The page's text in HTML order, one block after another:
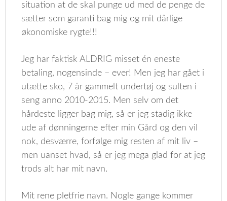
situation at de skal punge ud med de penge de
sætter som garanti bag mig og mit dårlige
økonomiske rygte!!!
Jeg har faktisk ALDRIG misset én eneste
betaling, nogensinde – ever! Men jeg har gået i
utætte sko, 7 år gammelt undertøj og sulten i
seng anno 2010-2015. Men selv om det
hårdeste ligger bag mig, så er jeg stadig ikke
ude af dønningerne efter min Gård og den vil
nok, desværre, forfølge mig resten af mit liv –
men uanset hvad, så er jeg mega glad for at jeg
trods alt har mit navn.
Mit rene pletfrie navn. Nogle gange kommer